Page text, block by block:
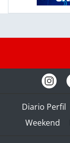
Diario Perfil
Weekend